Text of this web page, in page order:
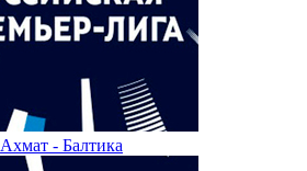
Ахмат - Балтика